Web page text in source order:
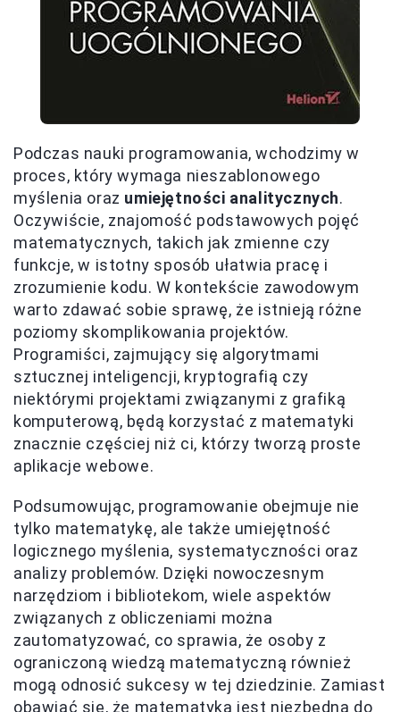
Podczas nauki programowania, wchodzimy w
proces, który wymaga nieszablonowego
myślenia oraz umiejętności analitycznych.
Oczywiście, znajomość podstawowych pojęć
matematycznych, takich jak zmienne czy
funkcje, w istotny sposób ułatwia pracę i
zrozumienie kodu. W kontekście zawodowym
warto zdawać sobie sprawę, że istnieją różne
poziomy skomplikowania projektów.
Programiści, zajmujący się algorytmami
sztucznej inteligencji, kryptografią czy
niektórymi projektami związanymi z grafiką
komputerową, będą korzystać z matematyki
znacznie częściej niż ci, którzy tworzą proste
aplikacje webowe.
Podsumowując, programowanie obejmuje nie
tylko matematykę, ale także umiejętność
logicznego myślenia, systematyczności oraz
analizy problemów. Dzięki nowoczesnym
narzędziom i bibliotekom, wiele aspektów
związanych z obliczeniami można
zautomatyzować, co sprawia, że osoby z
ograniczoną wiedzą matematyczną również
mogą odnosić sukcesy w tej dziedzinie. Zamiast
obawiać się, że matematyka jest niezbędna do